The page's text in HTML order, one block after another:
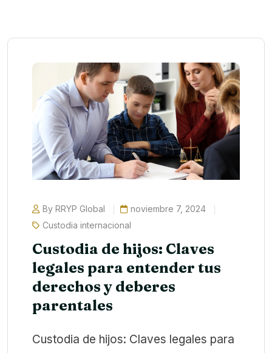
By RRYP Global
noviembre 7, 2024
Custodia internacional
Custodia de hijos: Claves
legales para entender tus
derechos y deberes
parentales
Custodia de hijos: Claves legales para